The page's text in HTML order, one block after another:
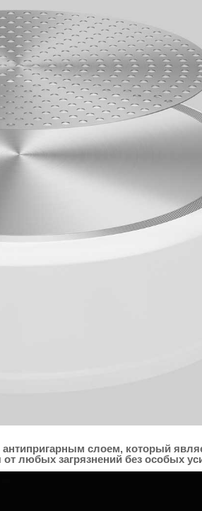
слоем, который
любых загрязнений без особых